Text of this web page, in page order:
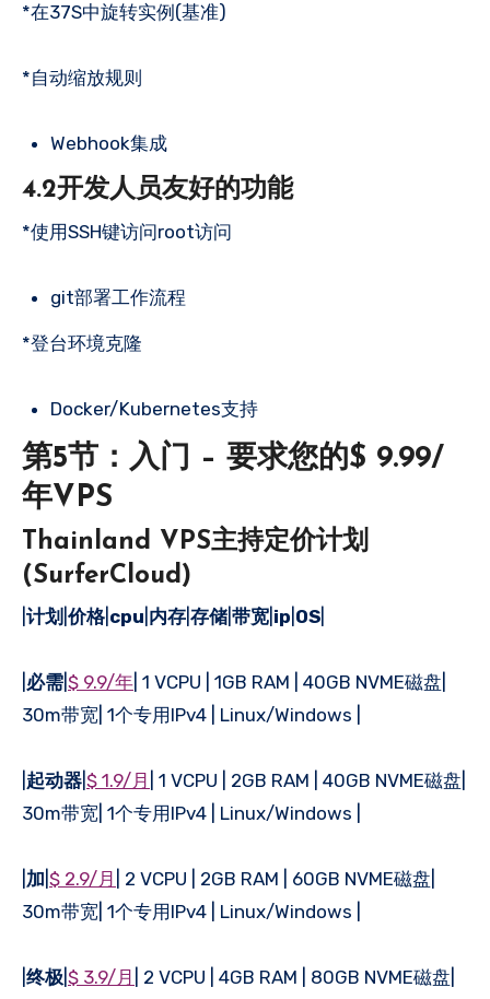
*在37S中旋转实例(基准)
*自动缩放规则
Webhook集成
4.2开发人员友好的功能
*使用SSH键访问root访问
git部署工作流程
*登台环境克隆
Docker/Kubernetes支持
第5节：入门 – 要求您的$ 9.99/
年VPS
Thainland VPS主持定价计划
(SurferCloud)
计划 价格| cpu 内存 存储 带宽 ip OS
必需 $ 9.9/年 | 1 VCPU | 1GB RAM | 40GB NVME磁盘|
30m带宽| 1个专用IPv4 | Linux/Windows |
起动器 $ 1.9/月
| 1 VCPU | 2GB RAM | 40GB NVME磁盘|
30m带宽| 1个专用IPv4 | Linux/Windows |
加 $ 2.9/月
| 2 VCPU | 2GB RAM | 60GB NVME磁盘|
30m带宽| 1个专用IPv4 | Linux/Windows |
终极 $ 3.9/月 | 2 VCPU | 4GB RAM | 80GB NVME磁盘|